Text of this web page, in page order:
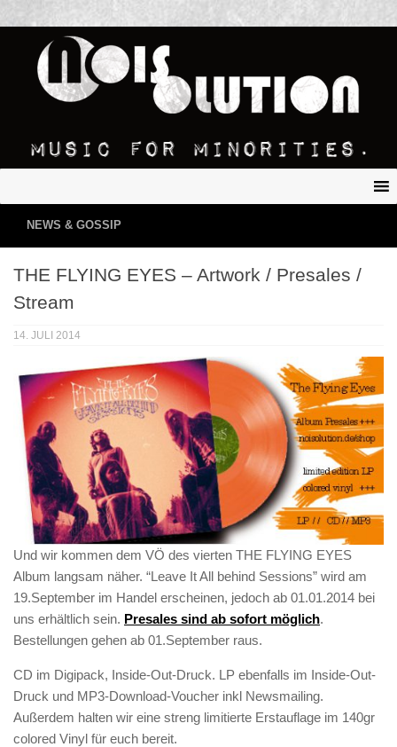
NEWS & GOSSIP
THE FLYING EYES – Artwork / Presales /
Stream
14. JULI 2014
Und wir kommen dem VÖ des vierten THE FLYING EYES
Album langsam näher. “Leave It All behind Sessions” wird am
19.September im Handel erscheinen, jedoch ab 01.01.2014 bei
uns erhältlich sein. Presales sind ab sofort möglich.
Bestellungen gehen ab 01.September raus.
CD im Digipack, Inside-Out-Druck. LP ebenfalls im Inside-Out-
Druck und MP3-Download-Voucher inkl Newsmailing.
Außerdem halten wir eine streng limitierte Erstauflage im 140gr
colored Vinyl für euch bereit.